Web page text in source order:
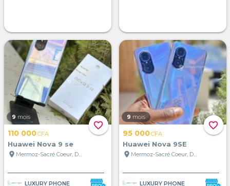
favorite_border
9 mois
110 000CFA
Huawei Nova 9 se
location_on
Mermoz-Sacré Coeur, Dakar, Sénégal
LUXURY PHONE
favorite_border
9 mois
95 000CFA
Huawei Nova 9SE
location_on
Mermoz-Sacré Coeur, Dakar, Sénégal
LUXURY PHONE